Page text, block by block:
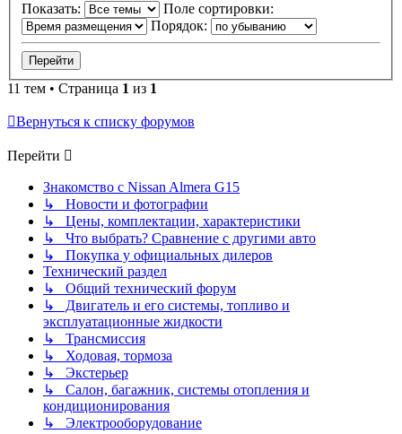
Показать:
Поле сортировки:
Порядок:
11 тем • Страница 1 из 1
Вернуться к списку форумов
Перейти
Знакомство с Nissan Almera G15
↳ Новости и фотографии
↳ Цены, комплектации, характеристики
↳ Что выбрать? Сравнение с другими авто
↳ Покупка у официальных дилеров
Технический раздел
↳ Общий технический форум
↳ Двигатель и его системы, топливо и
эксплуатационные жидкости
↳ Трансмиссия
↳ Ходовая, тормоза
↳ Экстерьер
↳ Салон, багажник, системы отопления и
кондиционирования
↳ Электрооборудование